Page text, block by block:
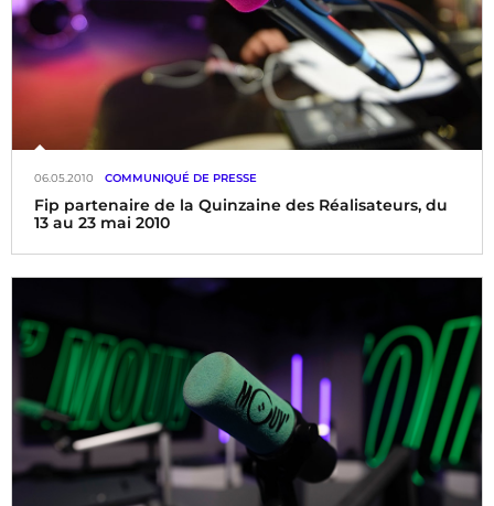
Fip partenaire de la Quinzaine des Réalisateurs, du
13 au 23 mai 2010
06.05.2010 COMMUNIQUÉ DE PRESSE
Le miel s’ajoute au piment, la pop au classique, le jazz à la
plus souriante des chansons francophones, le tout dans un
délire cinématographique de bandes originales se mêlant
aux mélopées du monde…